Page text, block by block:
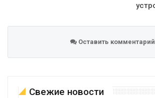
Оставить комментарий
Свежие новости